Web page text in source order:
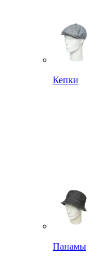
Кепки
Панамы